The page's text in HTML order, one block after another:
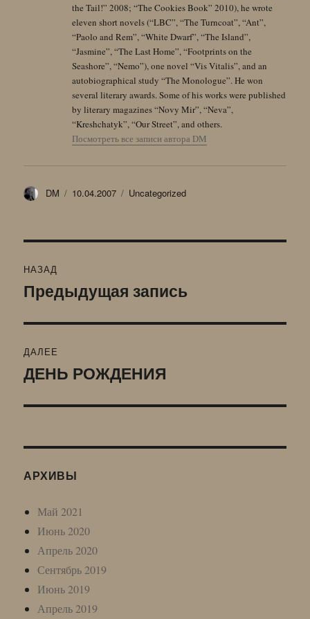
the Tail!” 2008; “The Cookies Book” 2010), he wrote
eleven short novels (“LBC”, “The Turncoat”, “Ant”,
“Paolo and Rem”, “White Dwarf”, “The Island”,
“Jasmine”, “The Last Home”, “Footprints on the
Seashore”, “Nemo”), one novel “Vis Vitalis”, and an
autobiographical study “The Monologue”. He won
several literary awards. Some of his works were published
by literary magazines “Novy Mir”, “Neva”,
“Kreshchatyk”, “Our Street”, and others.
Посмотреть все записи автора DM
Автор
DM Опубликовано
10.04.2007 Рубрики
Uncategorized
по
НАЗАД
Предыдущая
Предыдущая запись
ДАЛЕЕ
Следующая
ДЕНЬ РОЖДЕНИЯ
АРХИВЫ
Май 2021
Июнь 2020
Апрель 2020
Сентябрь 2019
Июнь 2019
Апрель 2019